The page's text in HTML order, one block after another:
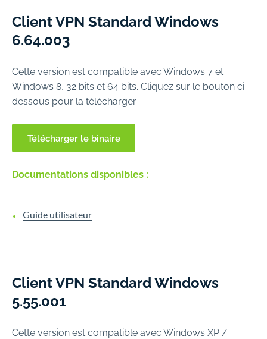
Client VPN Standard Windows
6.64.003
Cette version est compatible avec Windows 7 et
Windows 8, 32 bits et 64 bits. Cliquez sur le bouton ci-
dessous pour la télécharger.
Télécharger le binaire
Documentations disponibles :
Guide utilisateur
Client VPN Standard Windows
5.55.001
Cette version est compatible avec Windows XP /